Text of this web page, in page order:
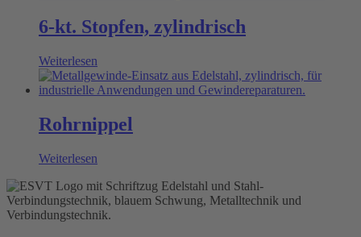
6-kt. Stopfen, zylindrisch
Weiterlesen
Rohrnippel
Weiterlesen